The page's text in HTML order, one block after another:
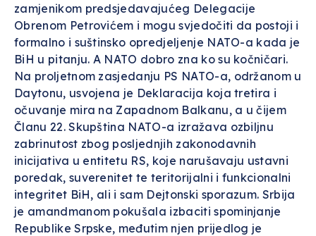
zamjenikom predsjedavajućeg Delegacije
Obrenom Petrovićem i mogu svjedočiti da postoji i
formalno i suštinsko opredjeljenje NATO-a kada je
BiH u pitanju. A NATO dobro zna ko su kočničari.
Na proljetnom zasjedanju PS NATO-a, održanom u
Daytonu, usvojena je Deklaracija koja tretira i
očuvanje mira na Zapadnom Balkanu, a u čijem
Članu 22. Skupština NATO-a izražava ozbiljnu
zabrinutost zbog posljednjih zakonodavnih
inicijativa u entitetu RS, koje narušavaju ustavni
poredak, suverenitet te teritorijalni i funkcionalni
integritet BiH, ali i sam Dejtonski sporazum. Srbija
je amandmanom pokušala izbaciti spominjanje
Republike Srpske, međutim njen prijedlog je